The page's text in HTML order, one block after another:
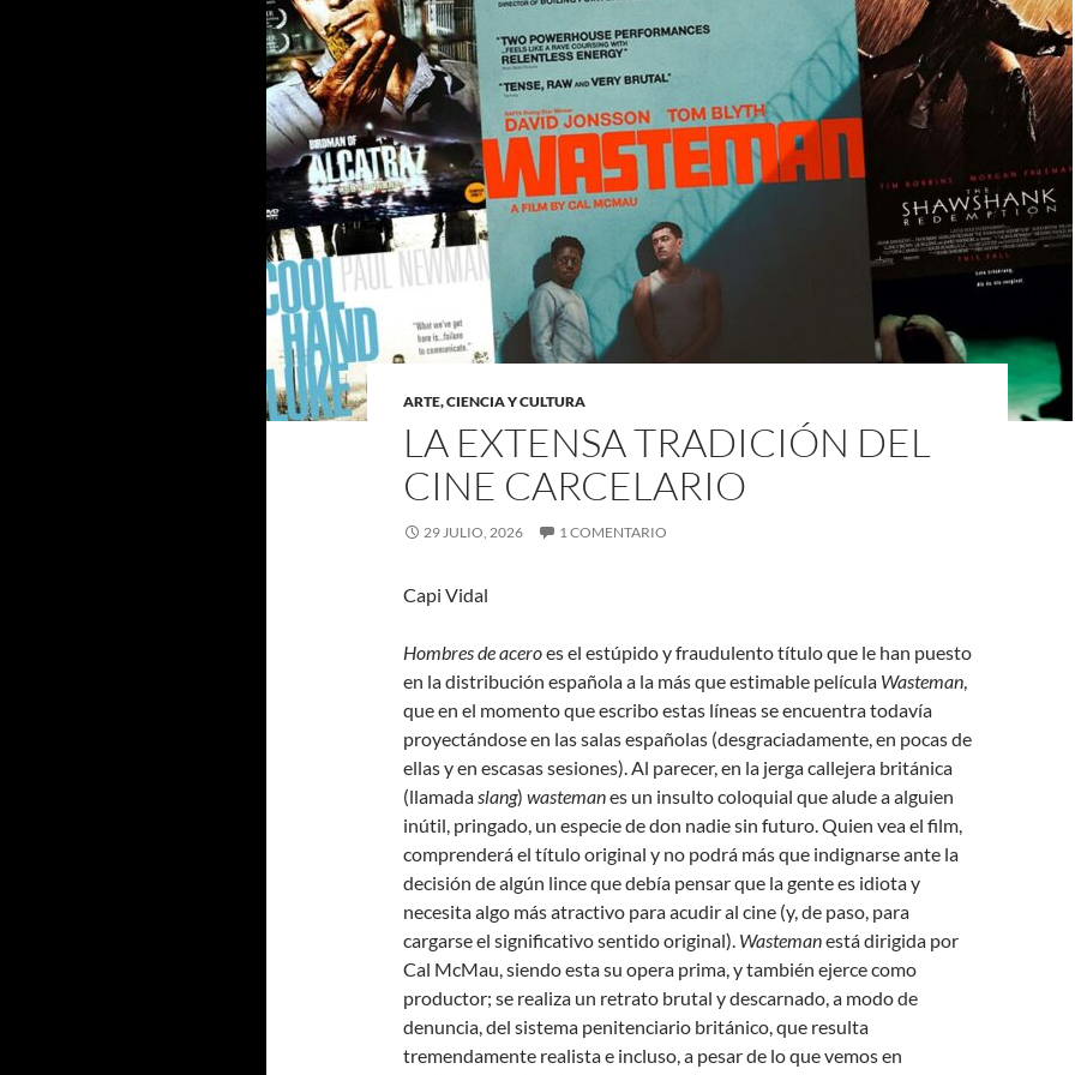
ARTE, CIENCIA Y CULTURA
LA EXTENSA TRADICIÓN DEL
CINE CARCELARIO
29 JULIO, 2026 1 COMENTARIO
Capi Vidal
Hombres de aceroes el estúpido y fraudulento título que le han puesto
en la distribución española a la más que estimable película Wasteman,
que en el momento que escribo estas líneas se encuentra todavía
proyectándose en las salas españolas (desgraciadamente, en pocas de
ellas y en escasas sesiones). Al parecer, en la jerga callejera británica
(llamadaslang) wastemanes un insulto coloquial que alude a alguien
inútil, pringado, un especie de don nadie sin futuro. Quien vea el film,
comprenderá el título original y no podrá más que indignarse ante la
decisión de algún lince que debía pensar que la gente es idiota y
necesita algo más atractivo para acudir al cine (y, de paso, para
cargarse el significativo sentido original). Wastemanestá dirigida por
Cal McMau, siendo esta su opera prima, y también ejerce como
productor; se realiza un retrato brutal y descarnado, a modo de
denuncia, del sistema penitenciario británico, que resulta
tremendamente realista e incluso, a pesar de lo que vemos en